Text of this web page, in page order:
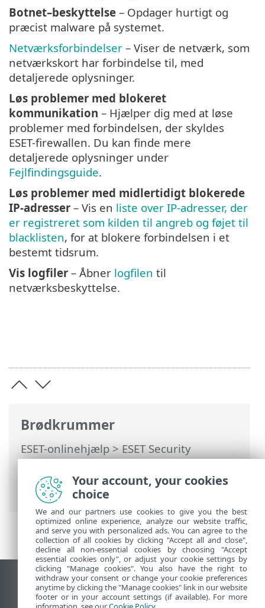
Brødkrummer
ESET-onlinehjælp>ESET Security
Ultimate>Arbejde med ESET Security
Ultimate
>Opsætning>
Netværksbeskyttelse
Botnet–beskyttelse – Opdager hurtigt og
præcist malware på systemet.
Netværksforbindelser – Viser de netværk, som
netværkskort har forbindelse til, med
detaljerede oplysninger.
Løs problemer med blokeret
kommunikation – Hjælper dig med at løse
problemer med forbindelsen, der skyldes
ESET-firewallen. Du kan finde mere
detaljerede oplysninger under
Fejlfindingsguide.
Løs problemer med midlertidigt blokerede
IP-adresser – Vis en liste over IP-adresser, der
er registreret som kilden til angreb og føjet til
blacklisten, for at blokere forbindelsen i et
bestemt tidsrum.
Vis logfiler – Åbner logfilen til
netværksbeskyttelse.
Vis computerwebsted
End of Life
Your account, your cookies
choice
We and our partners use cookies to give you the best
optimized online experience, analyze our website traffic,
and serve you with personalized ads. You can agree to the
collection of all cookies by clicking "Accept all and close",
decline all non-essential cookies by choosing "Accept
essential cookies only", or adjust your cookie settings by
clicking "Manage cookies". You also have the right to
withdraw your consent or change your cookie preferences
anytime by clicking the "Manage cookies" link in our website
footer or in your account settings (if available). For more